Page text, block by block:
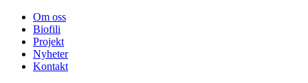
Om oss
Biofili
Projekt
Nyheter
Kontakt